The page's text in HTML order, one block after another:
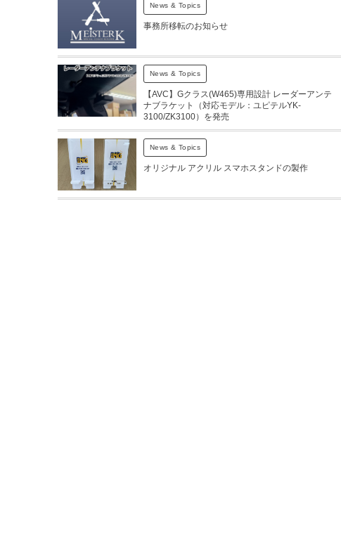
News & Topics
事務所移転のお知らせ
News & Topics
【AVC】Gクラス(W465)専用設計 レーダーアンテ
ナブラケット（対応モデル：ユピテルYK-
3100/ZK3100）を発売
News & Topics
オリジナル アクリル スマホスタンドの製作